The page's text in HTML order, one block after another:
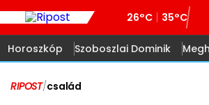
26°C 35°C
Horoszkóp Szoboszlai Dominik
RIPOST/család